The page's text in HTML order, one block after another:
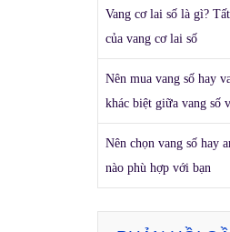
Vang cơ lai số là gì?
của vang cơ lai số
Nên mua vang số hay
khác biệt giữa vang số
Nên chọn vang số hay
nào phù hợp với bạn